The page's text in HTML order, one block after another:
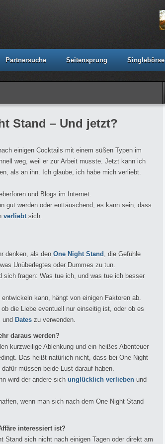
Partnersuche Seitensprung Singlebörse
Stand – Und jetzt?
einigen Cocktails mit einem süßen Typen im
weg, weil er zur Arbeit musste. Jetzt kann ich
als an ihn. Ich glaube, ich habe mich verliebt.
und Blogs im Internet.
gut werden oder enttäuschend, es kann sein, dass
verliebtsich.
denken, als den One Night Stand , die Gefühle
Unüberlegtes oder Dummes zu tun.
sich fragen: Was tue ich, und was tue ich besser
entwickeln kann, hängt von einigen Faktoren ab.
die Liebe eventuell nur einseitig ist, oder ob es
und Dates zu verwenden.
daraus werden?
kurzweilige Ablenkung und ein heißes Abenteuer
Das heißt natürlich nicht, dass bei One Night
müssen beide Lust darauf haben.
wird der andere sich unglücklich verlieben und
wenn man sich nach dem One Night Stand
interessiert ist?
Stand sich nicht nach einigen Tagen oder direkt am